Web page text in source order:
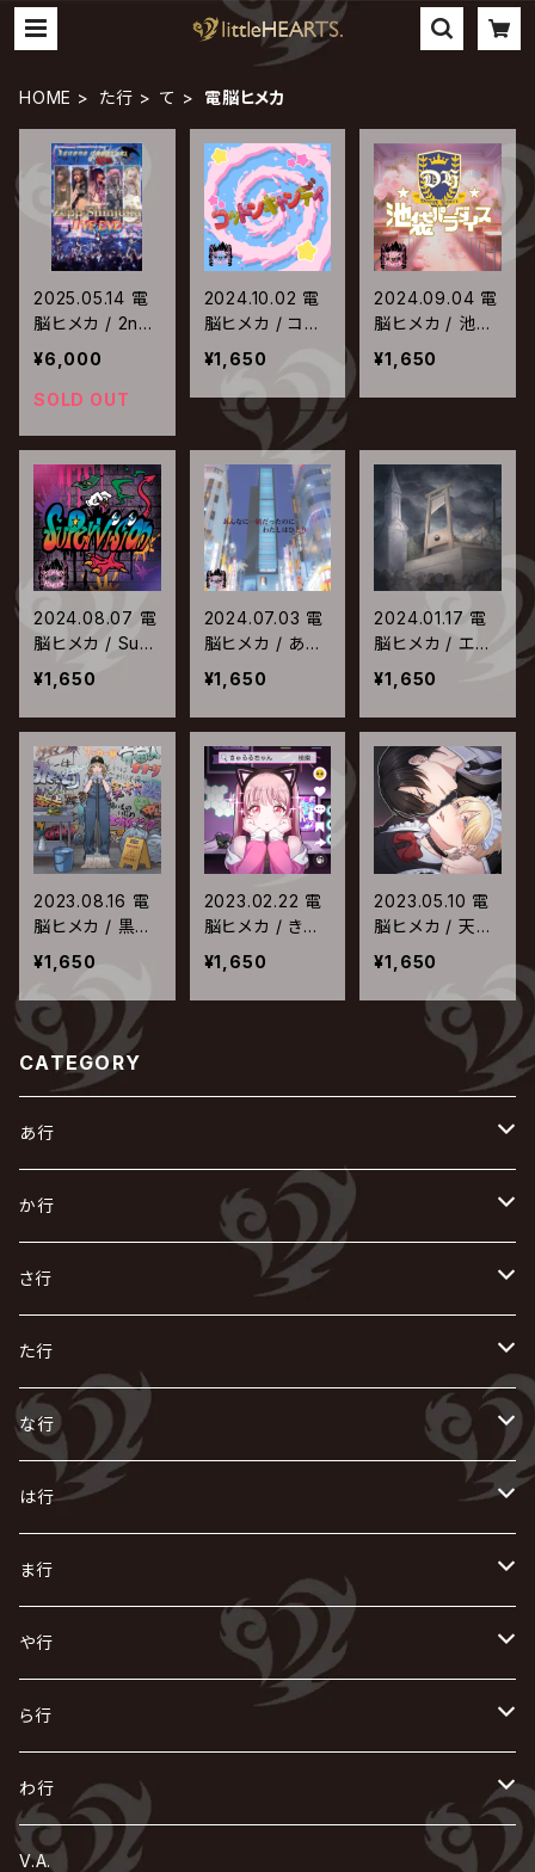
HOME た行 て 電脳ヒメカ
2025.05.14 電
脳ヒメカ / 2nd
Anniversary O
NEMAN TOUR
FINAL「Second
に触れる-」202
4.10.24 at Zep
p Shinjuku
¥6,000
SOLD OUT
2024.10.02 電
脳ヒメカ / コッ
トンキャンディ
¥1,650
2024.09.04 電
脳ヒメカ / 池袋
パラダイス
¥1,650
2024.08.07 電
脳ヒメカ / Sup
ervision
¥1,650
2024.07.03 電
脳ヒメカ / あん
なに一緒だった
のにわたしはひ
とり
¥1,650
2024.01.17 電
脳ヒメカ / エス
ター
¥1,650
2023.08.16 電
脳ヒメカ / 黒歴
史☆クリーナー
¥1,650
2023.02.22 電
脳ヒメカ / きゅ
るるちゃん
¥1,650
2023.05.10 電
脳ヒメカ / 天天
アヴノウマル
¥1,650
CATEGORY
あ行
あ
R指定
AIOLIN
i.D.A
AKIHIDE
Azavana
Acid Black Cherry
Ashmaze.
い
IKUO
exist†trace
生熊耕治
色々な十字架
168 / 葵-168-
う
VIRGE / ヴァージュ
Waive
UCHUSENTAI:NOIZ / 宇宙戦隊NOIZ
え
ACE OF SPADES
X JAPAN
LSN / The LEGENDARY SIX NINE
お
AURORIZE
OFIAM
か行
か
怪人二十面奏
Kαin
the GazettE
GOTCHAROCKA
き
KISAKI
キズ
KIRITO / キリト
く
Crack6
グラビティ
GREN / グレン
け
[ kei ] / 圭
仮病
こ
GOATBED
ゴールデンボンバー
CONTRASTZ
さ行
さ
ザアザア
The THIRTEEN
XANVALA
し
Zeke Deux
Z CLEAR
Sick²
す
Z CLEAR
超ジャシー
sukekiyo
せ
ゼラ
零[Hz]
そ
SOPHIA
ZOMBIE / ぞんび
た行
た
DASEIN
DAIGO
DADAROMA
ち
CHAQLA.
つ
て
D
DIAURA
DaizyStripper
と
東京花嫁
Tourbillon
な行
な
NIGHTMARE
NAZARE
に
NiEL
NICOLAS
ぬ
nurié
ね
NETH PRIERE CAIN
NEVERLAND
の
NoGoD
は行
は
heidi.
H.U.G
BugLug
ひ
HERO
美炎-BIEN-
HIZAKI
ふ
Far East Dizain
Fatüm
へ
BabyKingdom
ほ
ま行
ま
THE MICRO HEAD 4N'S
MAO / マオ from SID
マガツノート
み
未完成アリス
ミスイ
む
MUCC / ムック
め
や行
や
ヤミテラ / 外道反逆者ヤミテラ
ゆ
YUKIYA / 藤田幸也
よ
ら行
ら
rice
り
わ行
わ
V.A.